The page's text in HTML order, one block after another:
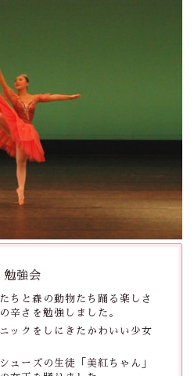
強会
ちと森の動物たち踊る楽しさ
辛さを勉強しました。
ックをしにきたかわいい少女
ューズの生徒「美紅ちゃん」